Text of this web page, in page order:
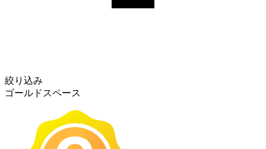
絞り込み
ゴールドスペース